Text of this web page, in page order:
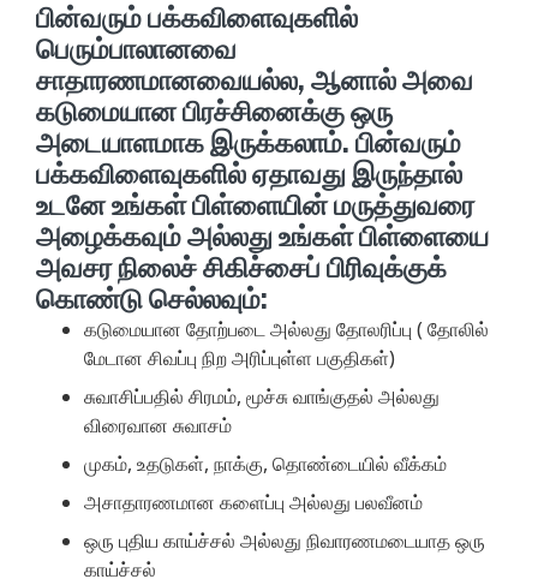
பின்வரும் பக்கவிளைவுகளில்
பெரும்பாலானவை
சாதாரணமானவையல்ல, ஆனால் அவை
கடுமையான பிரச்சினைக்கு ஒரு
அடையாளமாக இருக்கலாம். பின்வரும்
பக்கவிளைவுகளில் ஏதாவது இருந்தால்
உடனே உங்கள் பிள்ளையின் மருத்துவரை
அழைக்கவும் அல்லது உங்கள் பிள்ளையை
அவசர நிலைச் சிகிச்சைப் பிரிவுக்குக்
கொண்டு செல்லவும்:
கடுமையான தோற்படை அல்லது தோலரிப்பு ( தோலில்
மேடான சிவப்பு நிற அரிப்புள்ள பகுதிகள்)
சுவாசிப்பதில் சிரமம், மூச்சு வாங்குதல் அல்லது
விரைவான சுவாசம்
முகம், உதடுகள், நாக்கு, தொண்டையில் வீக்கம்
அசாதாரணமான களைப்பு அல்லது பலவீனம்
ஒரு புதிய காய்ச்சல் அல்லது நிவாரணமடையாத ஒரு
காய்ச்சல்